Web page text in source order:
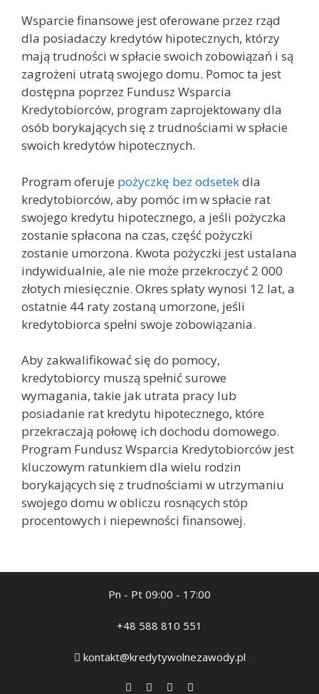
Wsparcie finansowe jest oferowane przez rząd
dla posiadaczy kredytów hipotecznych, którzy
mają trudności w spłacie swoich zobowiązań i są
zagrożeni utratą swojego domu. Pomoc ta jest
dostępna poprzez Fundusz Wsparcia
Kredytobiorców, program zaprojektowany dla
osób borykających się z trudnościami w spłacie
swoich kredytów hipotecznych.
Program oferuje pożyczkę bez odsetekdla
kredytobiorców, aby pomóc im w spłacie rat
swojego kredytu hipotecznego, a jeśli pożyczka
zostanie spłacona na czas, część pożyczki
zostanie umorzona. Kwota pożyczki jest ustalana
indywidualnie, ale nie może przekroczyć 2 000
złotych miesięcznie. Okres spłaty wynosi 12 lat, a
ostatnie 44 raty zostaną umorzone, jeśli
kredytobiorca spełni swoje zobowiązania.
Aby zakwalifikować się do pomocy,
kredytobiorcy muszą spełnić surowe
wymagania, takie jak utrata pracy lub
posiadanie rat kredytu hipotecznego, które
przekraczają połowę ich dochodu domowego.
Program Fundusz Wsparcia Kredytobiorców jest
kluczowym ratunkiem dla wielu rodzin
borykających się z trudnościami w utrzymaniu
swojego domu w obliczu rosnących stóp
procentowych i niepewności finansowej.
Pn - Pt 09:00 - 17:00
+48 588 810 551
kontakt@kredytywolnezawody.pl